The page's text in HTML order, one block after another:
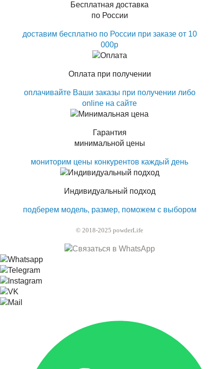
Бесплатная доставка
по России
доставим бесплатно по России при заказе от 10
000р
Оплата при получении
оплачивайте Ваши заказы при получении либо
online на сайте
Гарантия
минимальной цены
мониторим цены конкурентов каждый день
Индивидуальный подход
подберем модель, размер, поможем с выбором
© 2018-2025 powderLife